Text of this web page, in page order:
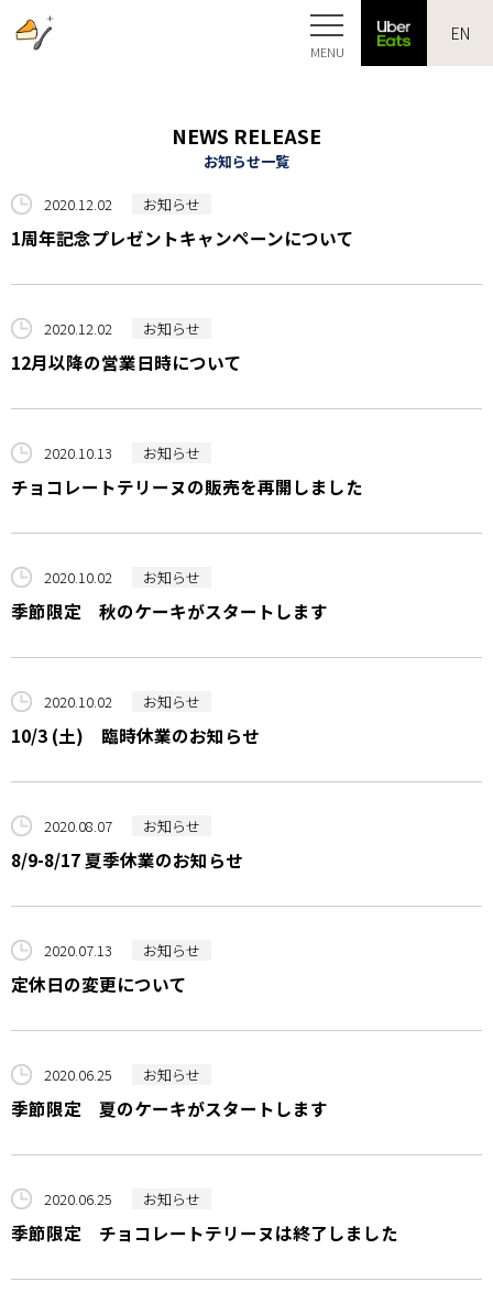
MERCHANDISE
GALLERY
ACCESS
EN
NEWS RELEASE
お知らせ一覧
2020.12.02 お知らせ
1周年記念プレゼントキャンペーンについて
2020.12.02 お知らせ
12月以降の営業日時について
2020.10.13 お知らせ
チョコレートテリーヌの販売を再開しました
2020.10.02 お知らせ
季節限定 秋のケーキがスタートします
2020.10.02 お知らせ
10/3 (土) 臨時休業のお知らせ
2020.08.07 お知らせ
8/9-8/17 夏季休業のお知らせ
2020.07.13 お知らせ
定休日の変更について
2020.06.25 お知らせ
季節限定 夏のケーキがスタートします
2020.06.25 お知らせ
季節限定 チョコレートテリーヌは終了しました